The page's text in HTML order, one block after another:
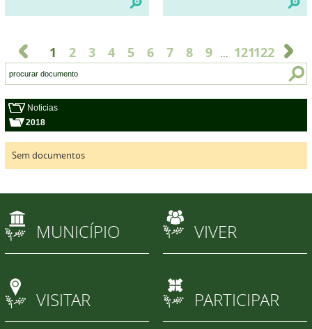
1 2 3 4 5 6 7 8 9 ... 121122
Noticias
2018
Sem documentos
MUNICÍPIO VIVER
VISITAR PARTICIPAR